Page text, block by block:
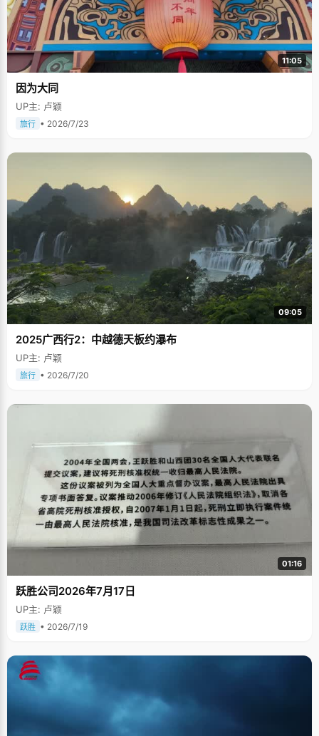
11:05
因为大同
UP主: 卢颖
旅行 • 2026/7/23
09:05
2025广西行2：中越德天板约瀑布
UP主: 卢颖
旅行 • 2026/7/20
01:16
跃胜公司2026年7月17日
UP主: 卢颖
跃胜 • 2026/7/19